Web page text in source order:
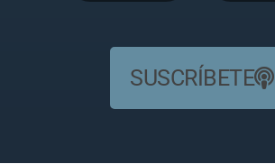
SUSCRÍBETE